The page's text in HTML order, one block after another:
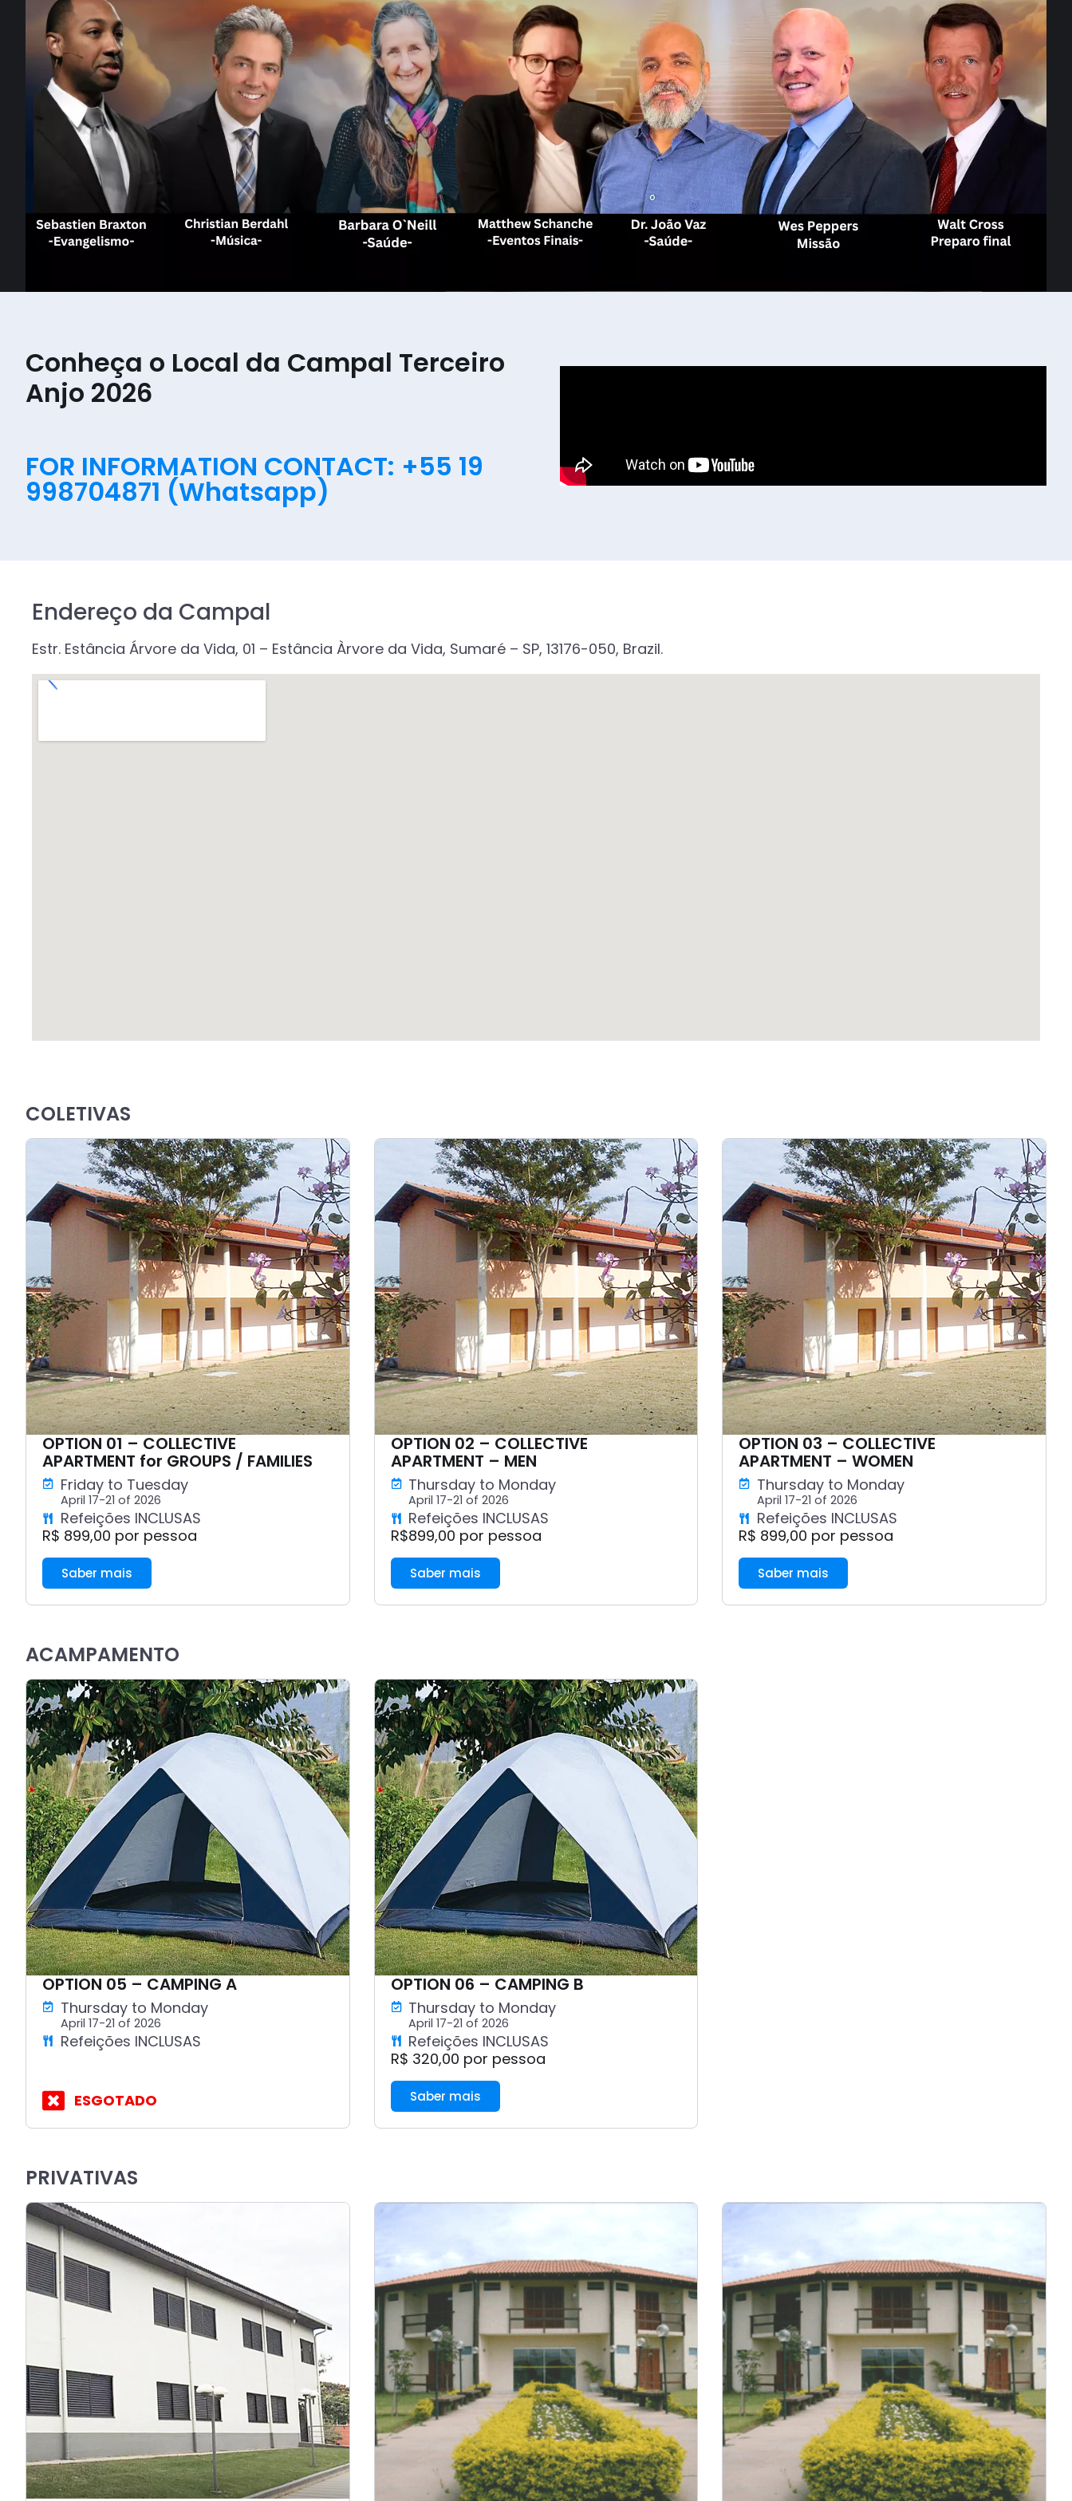
Conheça o Local da Campal Terceiro
Anjo 2026
FOR INFORMATION CONTACT: +55 19
998704871 (Whatsapp)
Endereço da Campal
Estr. Estância Árvore da Vida, 01 – Estância Àrvore da Vida, Sumaré – SP, 13176-050, Brazil.
COLETIVAS
OPTION 01 – COLLECTIVE
APARTMENT for GROUPS / FAMILIES
Friday to Tuesday
April 17-21 of 2026
Refeições INCLUSAS
R$ 899,00 por pessoa
Saber mais
OPTION 02 – COLLECTIVE
APARTMENT – MEN
Thursday to Monday
April 17-21 of 2026
Refeições INCLUSAS
R$899,00 por pessoa
Saber mais
OPTION 03 – COLLECTIVE
APARTMENT – WOMEN
Thursday to Monday
April 17-21 of 2026
Refeições INCLUSAS
R$ 899,00 por pessoa
Saber mais
ACAMPAMENTO
OPTION 05 – CAMPING A
Thursday to Monday
April 17-21 of 2026
Refeições INCLUSAS
ESGOTADO
OPTION 06 – CAMPING B
Thursday to Monday
April 17-21 of 2026
Refeições INCLUSAS
R$ 320,00 por pessoa
Saber mais
PRIVATIVAS